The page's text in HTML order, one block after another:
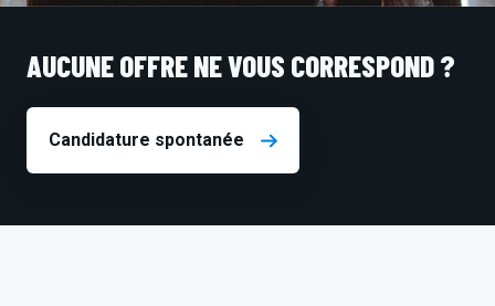
AUCUNE OFFRE NE VOUS CORRESPOND ?
Candidature spontanée